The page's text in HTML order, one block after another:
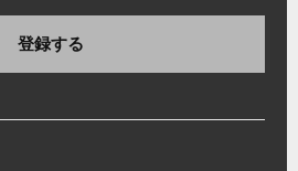
登録する